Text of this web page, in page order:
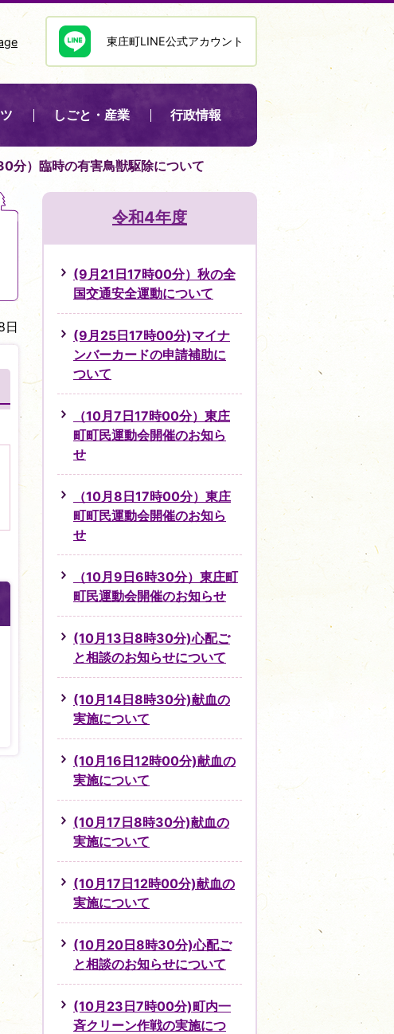
東庄町LINE公式アカウント
しごと・産業 行政情報
分）臨時の有害鳥獣駆除について
日
令和4年度
(9月21日17時00分）秋の全
国交通安全運動について
(9月25日17時00分)マイナ
ンバーカードの申請補助に
ついて
（10月7日17時00分）東庄
町町民運動会開催のお知ら
せ
（10月8日17時00分）東庄
町町民運動会開催のお知ら
せ
（10月9日6時30分）東庄町
町民運動会開催のお知らせ
(10月13日8時30分)心配ご
と相談のお知らせについて
(10月14日8時30分)献血の
実施について
(10月16日12時00分)献血の
実施について
(10月17日8時30分)献血の
実施について
(10月17日12時00分)献血の
実施について
(10月20日8時30分)心配ご
と相談のお知らせについて
(10月23日7時00分)町内一
斉クリーン作戦の実施につ